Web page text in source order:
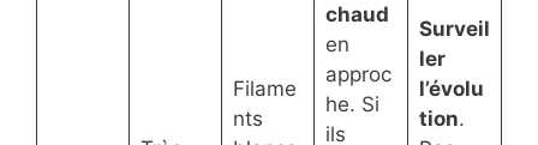
Filame
nts
chaud
en
approc
he. Si
ils
Surveil
ler
l’évolu
tion.